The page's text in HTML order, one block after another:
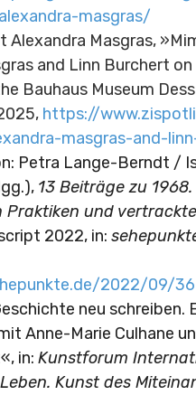
masgras/
Alexandra Masgras,
and Linn Burchert on
Bauhaus Museum
https://
masgras-and-
Petra Lange-Berndt /
13 Beiträge zu 1968.
Praktiken und
2022, in:
2022/09/
neu schreiben.
Anne-Marie Culhane
in: Kunstforum
Kunst des